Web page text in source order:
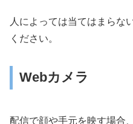
人によっては当てはまらな
ください。
Webカメラ
配信で顔や手元を映す場合